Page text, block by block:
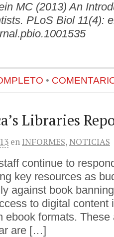
MC (2013) An
PLoS Biol 11(4):
•
Libraries
enINFORMES,NOTICIAS
continue to
key resources as
against book
to digital content
ebook formats.
are […]